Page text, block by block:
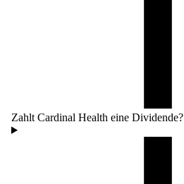
Zahlt Cardinal Health eine Dividende?